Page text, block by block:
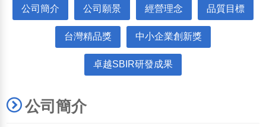
公司簡介 公司願景 經營理念 品質目標
台灣精品獎 中小企業創新獎
卓越SBIR研發成果
公司簡介